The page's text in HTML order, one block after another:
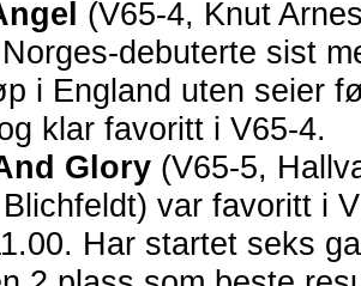
(V65-4, Knut
debuterte sist
i England uten seier
klar favoritt i V65-4.
Glory (V65-5,
var favoritt i
Har startet seks